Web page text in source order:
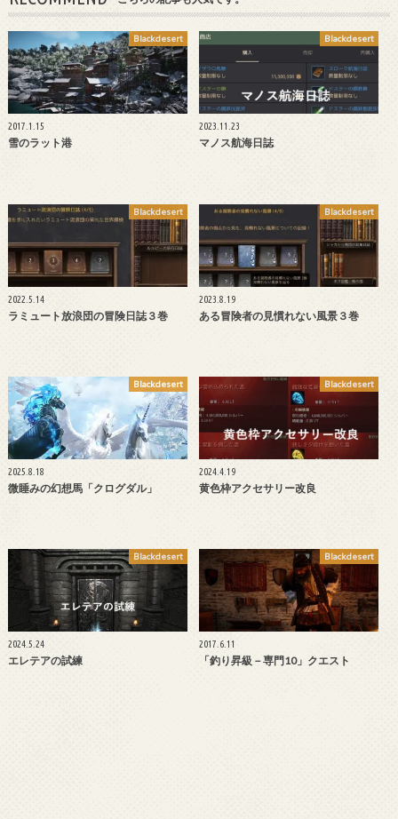
Blackdesert
2017.1.15
雪のラット港
Blackdesert
2023.11.23
マノス航海日誌
Blackdesert
2022.5.14
ラミュート放浪団の冒険日誌３巻
Blackdesert
2023.8.19
ある冒険者の見慣れない風景３巻
Blackdesert
2025.8.18
微睡みの幻想馬「クログダル」
Blackdesert
2024.4.19
黄色枠アクセサリー改良
Blackdesert
2024.5.24
エレテアの試練
Blackdesert
2017.6.11
「釣り昇級－専門10」クエスト